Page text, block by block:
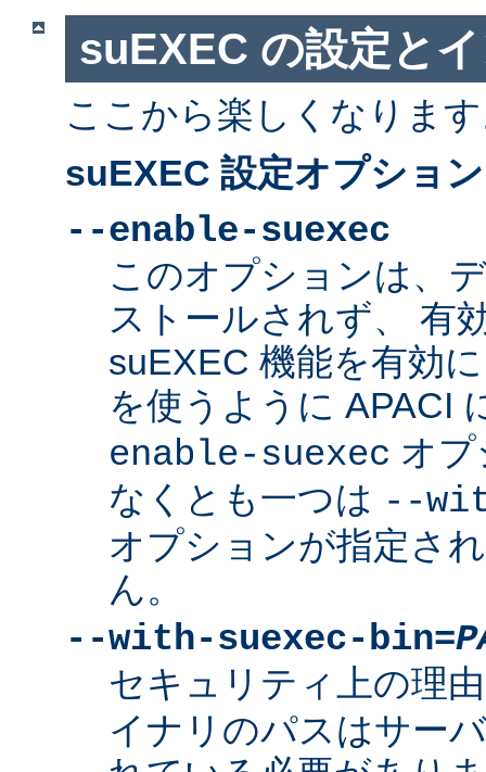
suEXEC の設定と
ここから楽しくなりま
suEXEC 設定オプション
--enable-suexec
このオプションは、
ストールされず、 有
suEXEC 機能を有効
を使うように APACI
enable-suexec オ
なくとも一つは --
オプションが指定さ
ん。
--with-suexec-bin=
セキュリティ上の理
イナリのパスはサー